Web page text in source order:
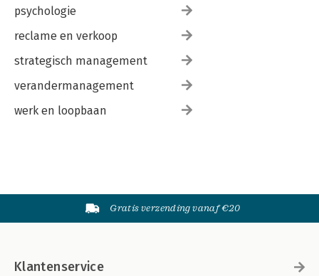
psychologie
reclame en verkoop
strategisch management
verandermanagement
werk en loopbaan
Gratis verzending vanaf €20
Klantenservice